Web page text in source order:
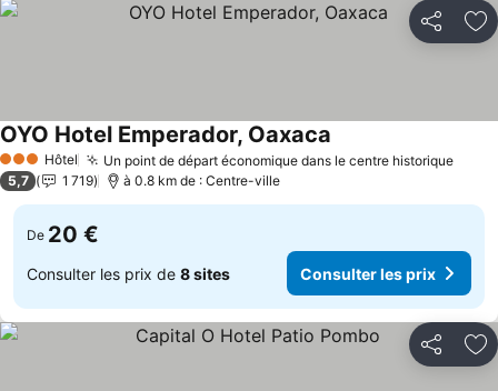
Partager
3 ÉtoilesHôtel Un point de départ économique dans le centre historique
OYO Hotel Emperador, Oaxaca
5,7 1 719 à 0.8 km de : Centre-ville
De 20 €
Consulter les prix de 8 sites Consulter les prix
Partager